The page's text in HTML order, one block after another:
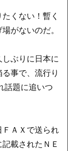
くない！暫く
がないのだ。
ぶりに日本に
事で、流行り
話題に追いつ
ＡＸで送られ
載されたＮＥ